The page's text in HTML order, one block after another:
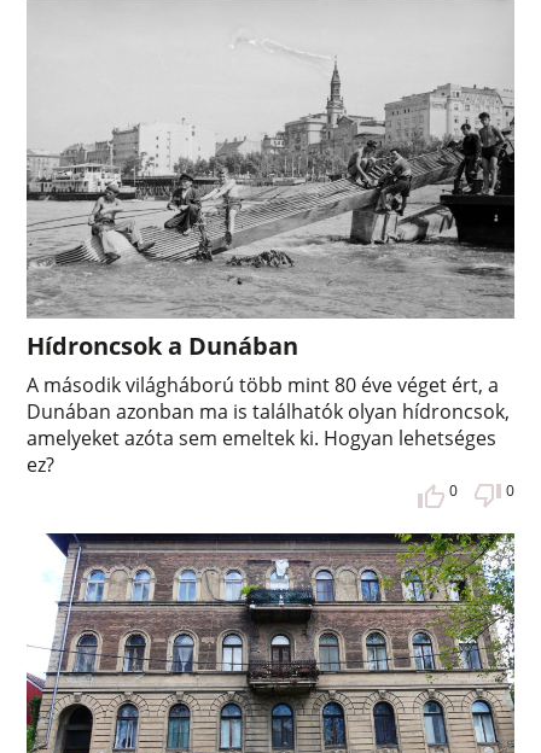
Hídroncsok a Dunában
A második világháború több mint 80 éve véget ért, a
Dunában azonban ma is találhatók olyan hídroncsok,
amelyeket azóta sem emeltek ki. Hogyan lehetséges
ez?
0 0